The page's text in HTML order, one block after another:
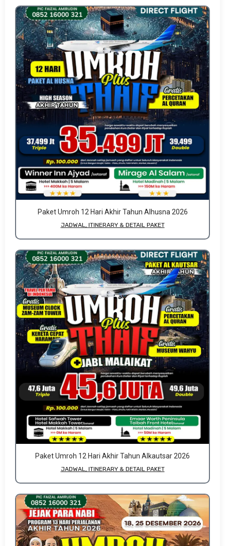
Paket Umroh 12 Hari Akhir Tahun Alhusna 2026
JADWAL, ITINERARY & DETAIL PAKET
Paket Umroh 12 Hari Akhir Tahun Alkautsar 2026
JADWAL, ITINERARY & DETAIL PAKET